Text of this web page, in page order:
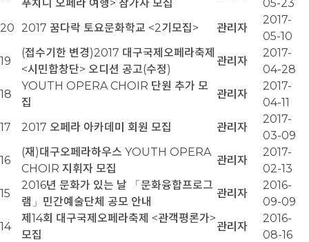
푸치니 오페라 여행> 참가자 모집
05-23
20
2017 꿈다락 토요문화학교 <2기모집> 관리자
2017-
05-10
19
(접수기한 변경)2017 대구국제오페라축제
<시민합창단> 오디션 공고(수정)
관리자
2017-
04-28
18
YOUTH OPERA CHOIR 단원 추가 모
집
관리자
2017-
04-11
17
2017 오페라 아카데미 회원 모집 관리자
2017-
03-09
16
(재)대구오페라하우스 YOUTH OPERA
CHOIR 지휘자 모집
관리자
2017-
02-13
15
2016년 문화가 있는 날 「문화융합프로그
램」민간예술단체 공모 안내
관리자
2016-
09-09
14
제14회 대구국제오페라축제 <관객평론가>
모집
관리자
2016-
08-16